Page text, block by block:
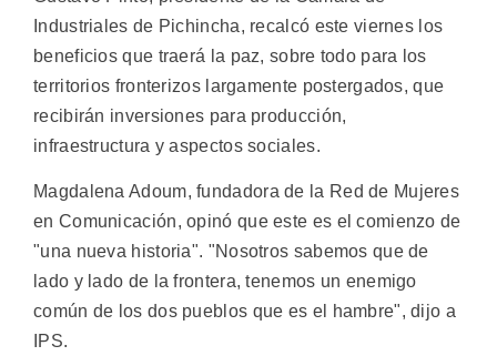
Industriales de Pichincha, recalcó este viernes los
beneficios que traerá la paz, sobre todo para los
territorios fronterizos largamente postergados, que
recibirán inversiones para producción,
infraestructura y aspectos sociales.
Magdalena Adoum, fundadora de la Red de Mujeres
en Comunicación, opinó que este es el comienzo de
"una nueva historia". "Nosotros sabemos que de
lado y lado de la frontera, tenemos un enemigo
común de los dos pueblos que es el hambre", dijo a
IPS.